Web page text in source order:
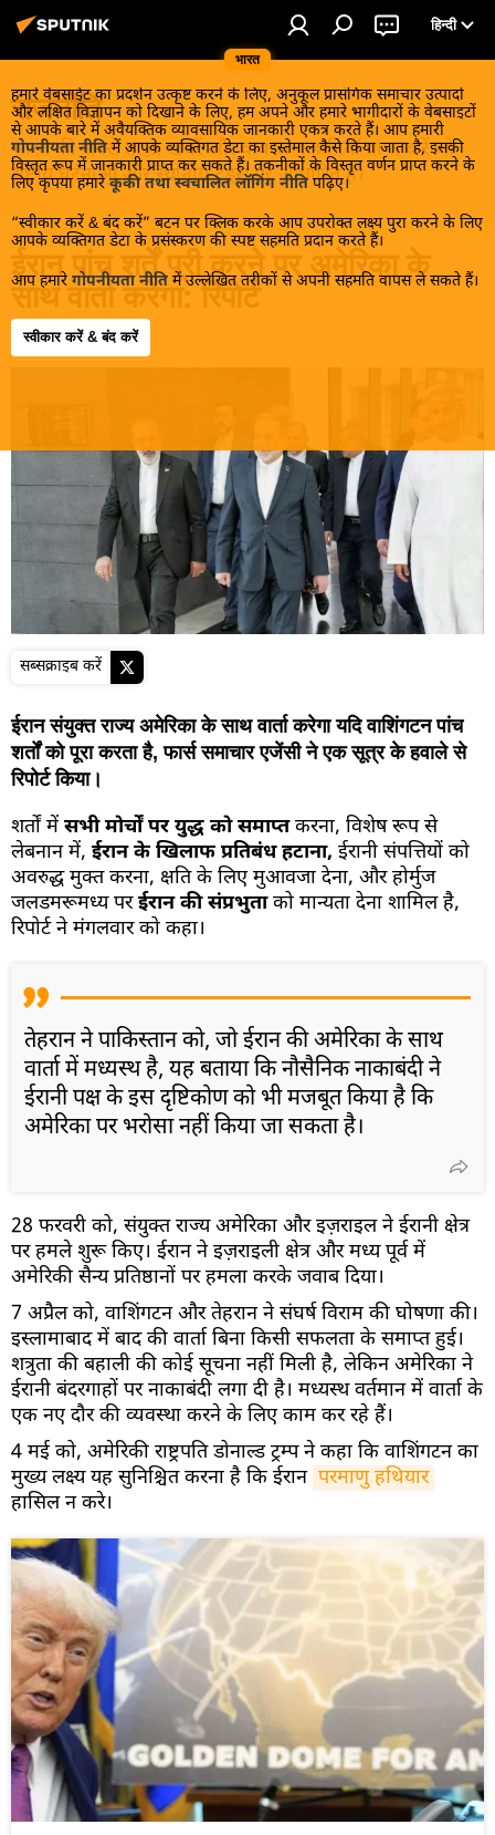
भारत
हिन्दी
हमारे वेबसाईट का प्रदर्शन उत्कृष्ट करने के लिए, अनुकूल प्रासंगिक समाचार उत्पादों
और लक्षित विज्ञापन को दिखाने के लिए, हम अपने और हमारे भागीदारों के वेबसाइटों
से आपके बारे में अवैयक्तिक व्यावसायिक जानकारी एकत्र करते हैं। आप हमारी
गोपनीयता नीति में आपके व्यक्तिगत डेटा का इस्तेमाल कैसे किया जाता है, इसकी
विस्तृत रूप में जानकारी प्राप्त कर सकते हैं। तकनीकों के विस्तृत वर्णन प्राप्त करने के
लिए कृपया हमारे कूकी तथा स्वचालित लॉगिंग नीति पढ़िए।
“स्वीकार करें & बंद करें” बटन पर क्लिक करके आप उपरोक्त लक्ष्य पुरा करने के लिए
आपके व्यक्तिगत डेटा के प्रसंस्करण की स्पष्ट सहमति प्रदान करते हैं।
आप हमारे गोपनीयता नीति में उल्लेखित तरीकों से अपनी सहमति वापस ले सकते हैं।
स्वीकार करें & बंद करें
राजनीति
भारत की सबसे ताज़ा खबरें और वायरल कहानियाँ प्राप्त करें जो
राष्ट्रीय घटनाओं और स्थानीय ट्रेंड्स पर आधारित हैं।
ईरान पांच शर्तें पूरी करने पर अमेरिका के
साथ वार्ता करेगा: रिपोर्ट
08:42 13.05.2026
सब्सक्राइब करें
ईरान संयुक्त राज्य अमेरिका के साथ वार्ता करेगा यदि वाशिंगटन पांच
शर्तों को पूरा करता है, फार्स समाचार एजेंसी ने एक सूत्र के हवाले से
रिपोर्ट किया।
शर्तों में सभी मोर्चों पर युद्ध को समाप्तकरना, विशेष रूप से
लेबनान में, ईरान के खिलाफ प्रतिबंध हटाना, ईरानी संपत्तियों को
अवरुद्ध मुक्त करना, क्षति के लिए मुआवजा देना, और होर्मुज
जलडमरूमध्य परईरान की संप्रभुताको मान्यता देना शामिल है,
रिपोर्ट ने मंगलवार को कहा।
तेहरान ने पाकिस्तान को, जो ईरान की अमेरिका के साथ
वार्ता में मध्यस्थ है, यह बताया कि नौसैनिक नाकाबंदी ने
ईरानी पक्ष के इस दृष्टिकोण को भी मजबूत किया है कि
अमेरिका पर भरोसा नहीं किया जा सकता है।
28 फरवरी को, संयुक्त राज्य अमेरिका और इज़राइल ने ईरानी क्षेत्र
पर हमले शुरू किए। ईरान ने इज़राइली क्षेत्र और मध्य पूर्व में
अमेरिकी सैन्य प्रतिष्ठानों पर हमला करके जवाब दिया।
7 अप्रैल को, वाशिंगटन और तेहरान ने संघर्ष विराम की घोषणा की।
इस्लामाबाद में बाद की वार्ता बिना किसी सफलता के समाप्त हुई।
शत्रुता की बहाली की कोई सूचना नहीं मिली है, लेकिन अमेरिका ने
ईरानी बंदरगाहों पर नाकाबंदी लगा दी है। मध्यस्थ वर्तमान में वार्ता के
एक नए दौर की व्यवस्था करने के लिए काम कर रहे हैं।
4 मई को, अमेरिकी राष्ट्रपति डोनाल्ड ट्रम्प ने कहा कि वाशिंगटन का
मुख्य लक्ष्य यह सुनिश्चित करना है कि ईरान परमाणु हथियार
हासिल न करे।